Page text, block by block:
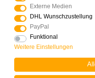
vorbehalten
Widerrufs­recht
Externe Medien
DHL Wunschzustellung
PayPal
Funktional
Weitere Einstellungen